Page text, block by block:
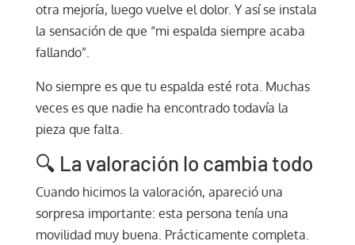
otra mejoría, luego vuelve el dolor. Y así se instala
la sensación de que “mi espalda siempre acaba
fallando”.
No siempre es que tu espalda esté rota. Muchas
veces es que nadie ha encontrado todavía la
pieza que falta.
🔍 La valoración lo cambia todo
Cuando hicimos la valoración, apareció una
sorpresa importante: esta persona tenía una
movilidad muy buena. Prácticamente completa.